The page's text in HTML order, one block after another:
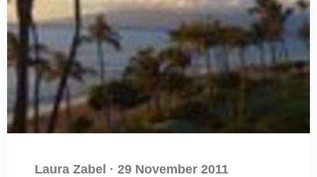
Laura Zabel · 29 November 2011